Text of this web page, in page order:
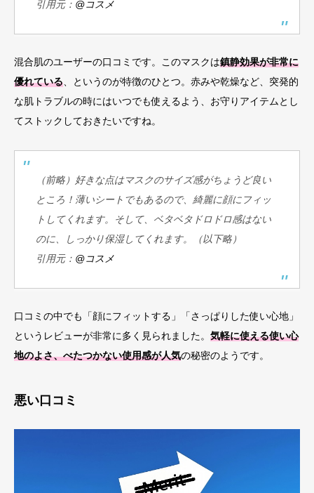
引用元： @コスメ
混合肌のユーザーの口コミです。このマスクは鎮静効果が非常に
優れている 、というのが特徴のひとつ。赤みや乾燥など、突発的
な肌トラブルの時にはいつでも使えるよう、お守りアイテムとし
てストックしておきたいですね。
（前略）好きな点はマスクのサイズ感がちょうど良い
ところ！薄いシートでもあるので、綺麗に顔にフィッ
トしてくれます。そして、ベタベタドロドロ感はない
のに、しっかり保湿してくれます。（以下略）
引用元： @コスメ
口コミの中でも「顔にフィットする」「さっぱりした使い心地」
というレビューが非常に多く見られました。 気軽に使える使い心
地のよさ、べたつかない使用感が人気の秘密のようです。
悪い口コミ